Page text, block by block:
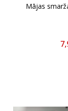
Mājas